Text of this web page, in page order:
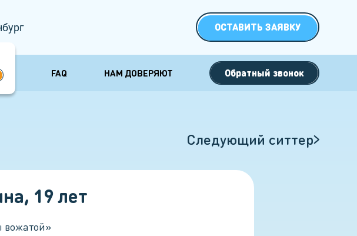
ОСТАВИТЬ ЗАЯВКУ
Няня для 3 детей
Няня выходного дня
Няня на сутки
FAQ НАМ ДОВЕРЯЮТ Обратный звонок
Следующий ситтер
, 19лет
вожатой»